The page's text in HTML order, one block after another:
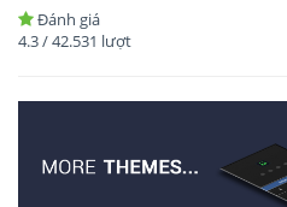
Đánh giá
4.3/42.531 lượt